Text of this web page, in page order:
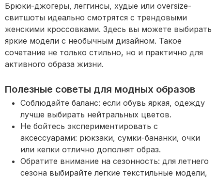
Брюки-джогеры, леггинсы, худые или oversize-
свитшоты идеально смотрятся с трендовыми
женскими кроссовками. Здесь вы можете выбирать
яркие модели с необычным дизайном. Такое
сочетание не только стильно, но и практично для
активного образа жизни.
Полезные советы для модных образов
Соблюдайте баланс: если обувь яркая, одежду
лучше выбирать нейтральных цветов.
Не бойтесь экспериментировать с
аксессуарами: рюкзаки, сумки-бананки, очки
или кепки отлично дополнят образ.
Обратите внимание на сезонность: для летнего
сезона выбирайте легкие текстильные модели,